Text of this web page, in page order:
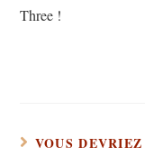
Three !
VOUS